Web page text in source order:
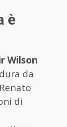
è
Wilson
da
di